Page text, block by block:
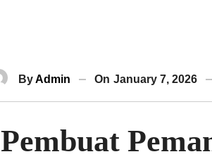
ByAdmin On January 7, 2026
Pembuat